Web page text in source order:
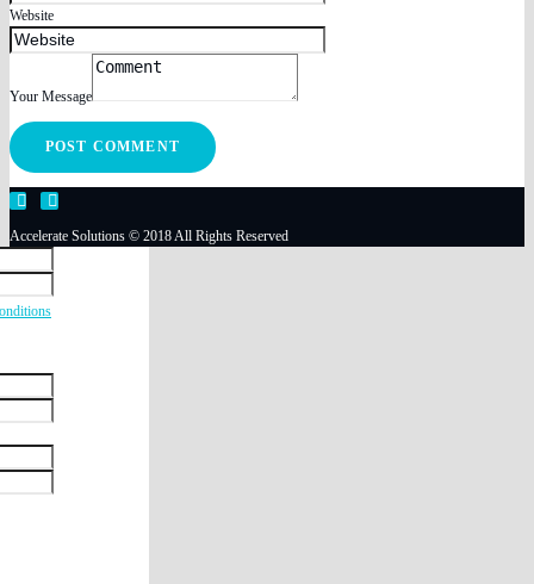
Website
Your Message
Accelerate Solutions © 2018 All Rights Reserved